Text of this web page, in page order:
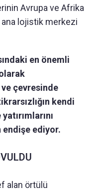
Avrupa ve Afrika
ana lojistik merkezi
en önemli
ve çevresinde
kendi
ediyor.
alan örtülü